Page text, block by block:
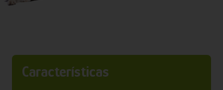
Características